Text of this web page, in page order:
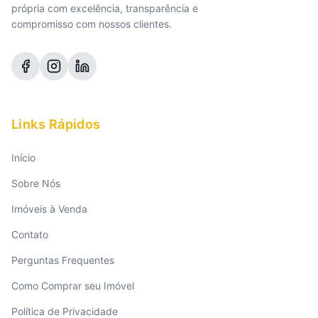
própria com excelência, transparência e
compromisso com nossos clientes.
Links Rápidos
Início
Sobre Nós
Imóveis à Venda
Contato
Perguntas Frequentes
Como Comprar seu Imóvel
Política de Privacidade